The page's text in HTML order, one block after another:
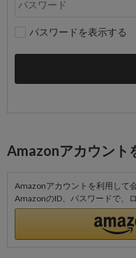
パスワードを表示する
Amazonアカウント
Amazonアカウントを利用して
AmazonのID、パスワードで、